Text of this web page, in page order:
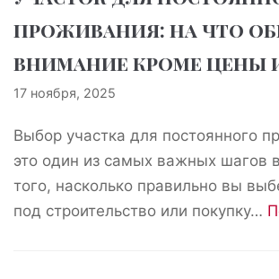
проживания: на что
внимание кроме цены
17 ноября, 2025
Выбор участка для постоянного
это один из самых важных шагов
того, насколько правильно вы
под строительство или покупку…